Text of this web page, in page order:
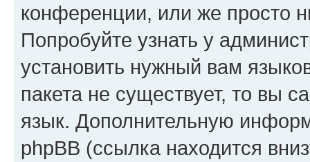
конференции, или же просто
Попробуйте узнать у
установить нужный вам
пакета не существует, то вы
язык. Дополнительную
phpBB (ссылка находится